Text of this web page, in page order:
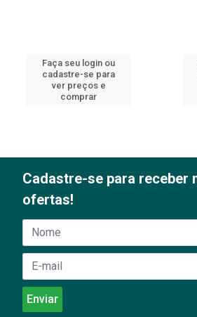
Faça seu login ou
cadastre-se para
ver preços e
comprar
Cadastre-se para receber
ofertas!